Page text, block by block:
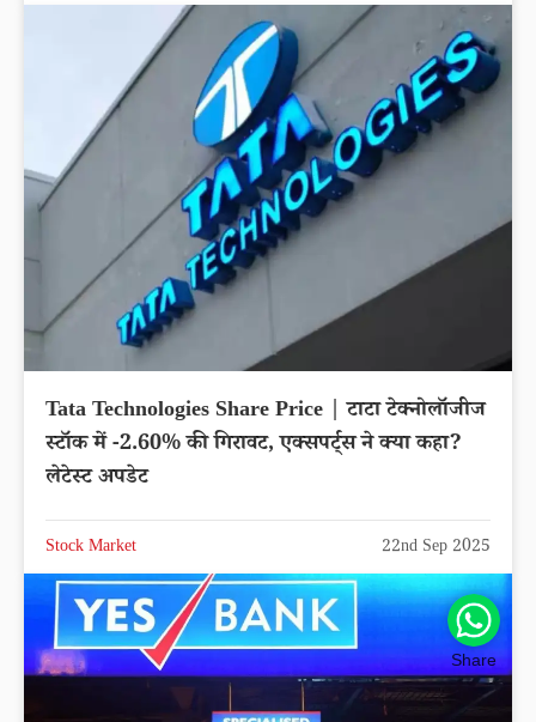
Tata Technologies Share Price | टाटा टेक्नोलॉजीज
स्टॉक में -2.60% की गिरावट, एक्सपर्ट्स ने क्या कहा?
लेटेस्ट अपडेट
Stock Market 22nd Sep 2025
Share